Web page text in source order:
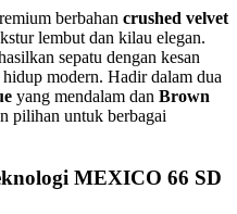
berbahan crushed velvet
lembut dan kilau elegan.
sepatu dengan kesan
modern. Hadir dalam dua
yang mendalam dan Brown
pilihan untuk berbagai
MEXICO 66 SD